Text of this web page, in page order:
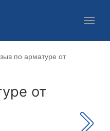
по арматуре от
от